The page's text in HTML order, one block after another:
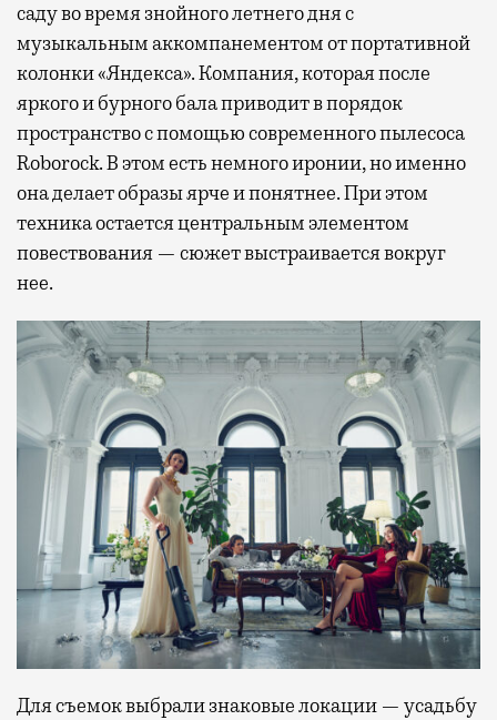
саду во время знойного летнего дня с
музыкальным аккомпанементом от портативной
колонки «Яндекса». Компания, которая после
яркого и бурного бала приводит в порядок
пространство с помощью современного пылесоса
Roborock. В этом есть немного иронии, но именно
она делает образы ярче и понятнее. При этом
техника остается центральным элементом
повествования — сюжет выстраивается вокруг
нее.
Для съемок выбрали знаковые локации — усадьбу